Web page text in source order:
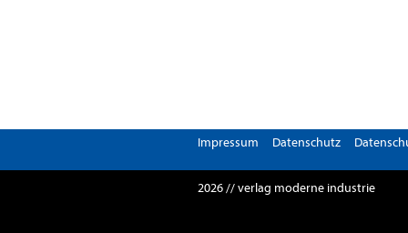
Impressum Datenschutz
2026 // verlag moderne industrie